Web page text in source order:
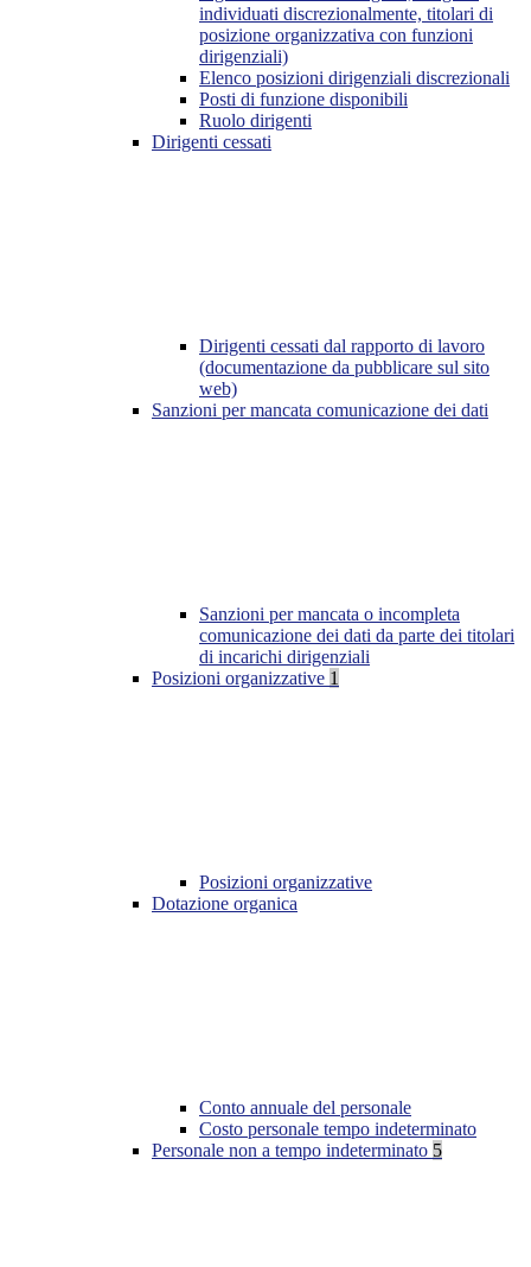
individuati discrezionalmente, titolari di
posizione organizzativa con funzioni
dirigenziali)
Elenco posizioni dirigenziali discrezionali
Posti di funzione disponibili
Ruolo dirigenti
Dirigenti cessati
Dirigenti cessati dal rapporto di lavoro
(documentazione da pubblicare sul sito
web)
Sanzioni per mancata comunicazione dei dati
Sanzioni per mancata o incompleta
comunicazione dei dati da parte dei titolari
di incarichi dirigenziali
Posizioni organizzative 1
Posizioni organizzative
Dotazione organica
Conto annuale del personale
Costo personale tempo indeterminato
Personale non a tempo indeterminato 5